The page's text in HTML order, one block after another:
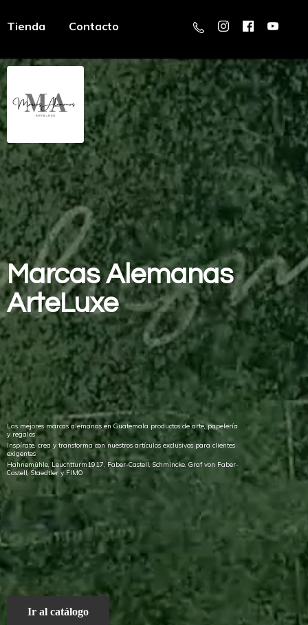
Tienda Contacto
MarcasAlemanas
ArteLuxe
Las mejores marcas alemanas en Guatemala productos de arte, papelería
y regalos
Inspírate, crea y transforma con nuestros artículos exclusivos para clientes
exigentes
Hahnemühle, Leuchtturm1917, Faber-Castell, Schmincke, Graf von Faber-
Castell, Staedtler y FIMO
Ir al catálogo